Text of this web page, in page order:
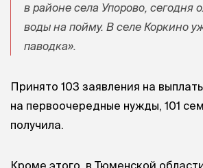
в районе села Упорово, сегодня
воды на пойму. В селе Коркино
паводка».
Принято 103 заявления на
на первоочередные нужды, 101
получила.
Кроме этого, в Тюменской